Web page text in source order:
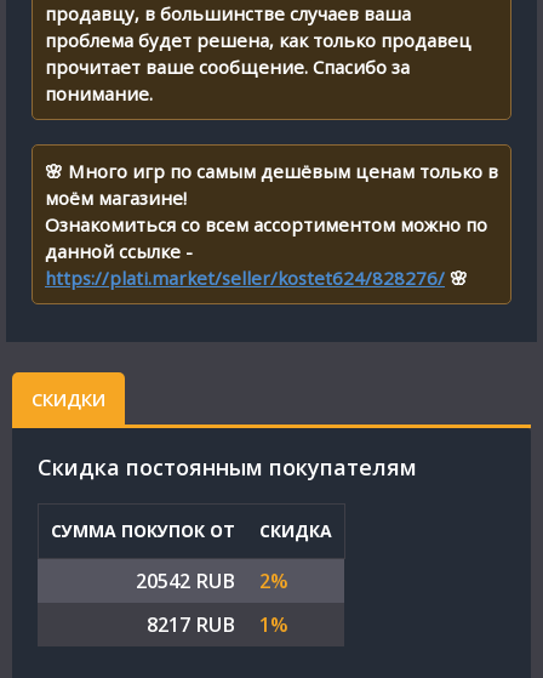
продавцу, в большинстве случаев ваша
проблема будет решена, как только продавец
прочитает ваше сообщение. Спасибо за
понимание.
🌸 Много игр по самым дешёвым ценам только в
моём магазине!
Ознакомиться со всем ассортиментом можно по
данной ссылке -
https://plati.market/seller/kostet624/828276/ 🌸
СКИДКИ
Cкидка постоянным покупателям
СУММА ПОКУПОК ОТ СКИДКА
20542 RUB
2%
8217 RUB
1%